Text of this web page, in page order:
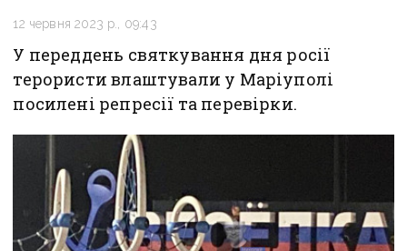
12 червня 2023 р., 09:43
У переддень святкування дня росії
терористи влаштували у Маріуполі
посилені репресії та перевірки.